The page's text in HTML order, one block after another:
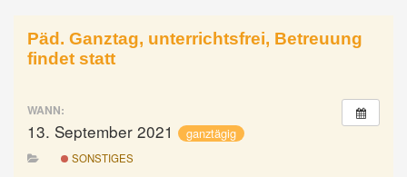
Päd. Ganztag, unterrichtsfrei, Betreuung
findet statt
WANN:
13. September 2021 ganztägig
SONSTIGES